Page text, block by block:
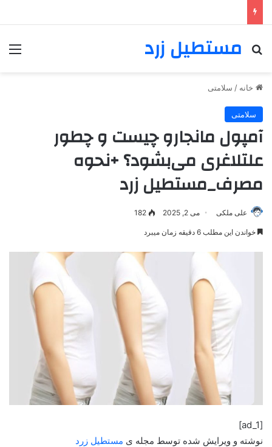
مستطیل زرد
خانه / سلامتی
سلامتی
آمپول مانجارو چیست و چطور
علتلاغری می‌بشود؟ +نحوه
مصرف_مستطیل زرد
علی ملکی می 2, 2025 182
خواندن این مطلب 6 دقیقه زمان میبرد
[ad_1]
نوشته و ویرایش شده توسط مجله ی مستطیل زرد